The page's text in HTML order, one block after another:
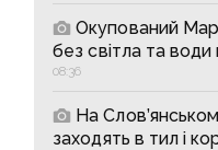
Окупований
без світла та води
08:36
На
заходять в тил і